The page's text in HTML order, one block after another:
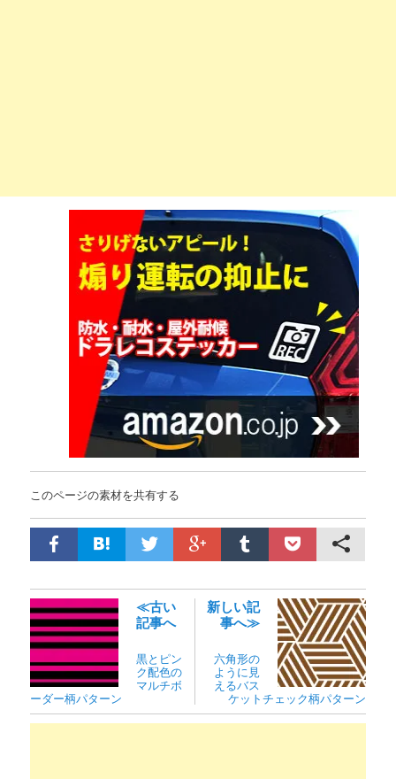
このページの素材を共有する
≪古い
記事へ
黒とピン
ク配色の
マルチボ
ーダー柄パターン
新しい記
事へ≫
六角形の
ように見
えるバス
ケットチェック柄パターン